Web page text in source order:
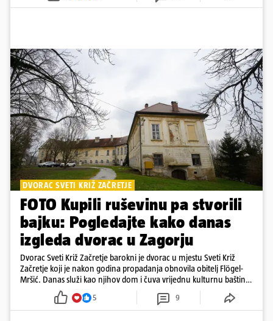
DVORAC SVETI KRIŽ ZAČRETJE
FOTO Kupili ruševinu pa stvorili
bajku: Pogledajte kako danas
izgleda dvorac u Zagorju
Dvorac Sveti Križ Začretje barokni je dvorac u mjestu Sveti Križ
Začretje koji je nakon godina propadanja obnovila obitelj Flögel-
Mršić. Danas služi kao njihov dom i čuva vrijednu kulturnu baštinu
davno zaboravljenog vremena
5 9